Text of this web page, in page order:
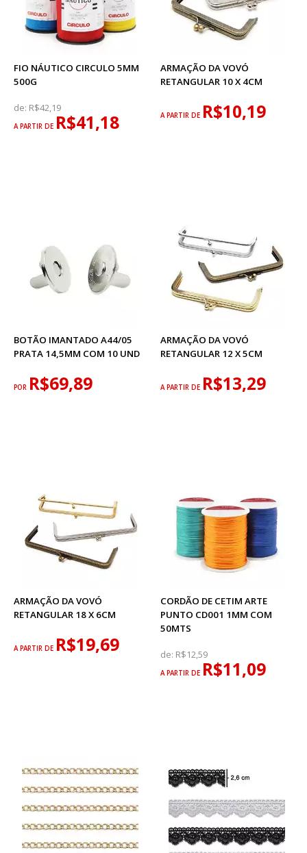
FIO NÁUTICO CIRCULO 5MM
500G
de: R$42,19
A PARTIR DE R$41,18
ARMAÇÃO DA VOVÓ
RETANGULAR 10 X 4CM
A PARTIR DE R$10,19
BOTÃO IMANTADO A44/05
PRATA 14,5MM COM 10 UND
POR R$69,89
ARMAÇÃO DA VOVÓ
RETANGULAR 12 X 5CM
A PARTIR DE R$13,29
ARMAÇÃO DA VOVÓ
RETANGULAR 18 X 6CM
A PARTIR DE R$19,69
CORDÃO DE CETIM ARTE
PUNTO CD001 1MM COM
50MTS
de: R$12,59
A PARTIR DE R$11,09